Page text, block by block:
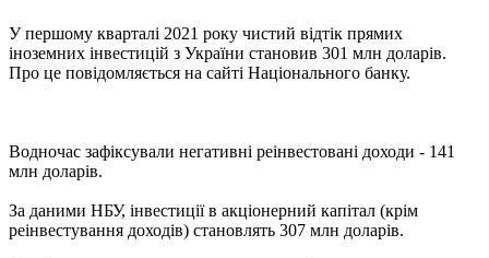
У першому кварталі 2021 року чистий відтік прямих
іноземних інвестицій з України становив 301 млн доларів.
Про це повідомляється на сайті Національного банку.
Водночас зафіксували негативні реінвестовані доходи - 141
млн доларів.
За даними НБУ, інвестиції в акціонерний капітал (крім
реінвестування доходів) становлять 307 млн ​​доларів.